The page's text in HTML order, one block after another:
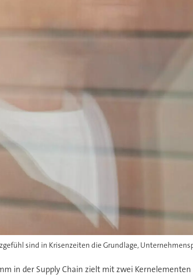
sind in Krisenzeiten die Grundlage,
in der Supply Chain zielt mit zwei